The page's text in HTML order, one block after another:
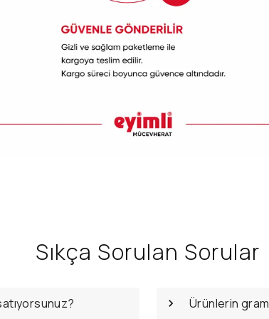
Sıkça Sorulan Sorular
Ürünlerin